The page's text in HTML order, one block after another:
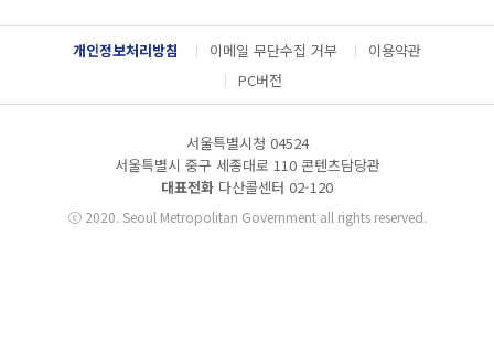
g
l
e
l
서
다
운
드
개인정보처리방침 이메일 무단수집 거부
이용약관
PC버전
서울특별시청 04524
서울특별시 중구 세종대로 110 콘텐츠담당관
대표전화 다산콜센터 02-120
ⓒ2020. Seoul Metropolitan Government all rights reserved.